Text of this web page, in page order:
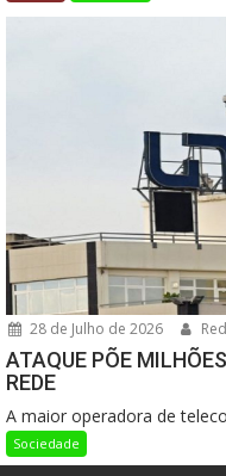
28 de Julho de 2026
ATAQUE PÕE
REDE
A maior operadora de
Sociedade